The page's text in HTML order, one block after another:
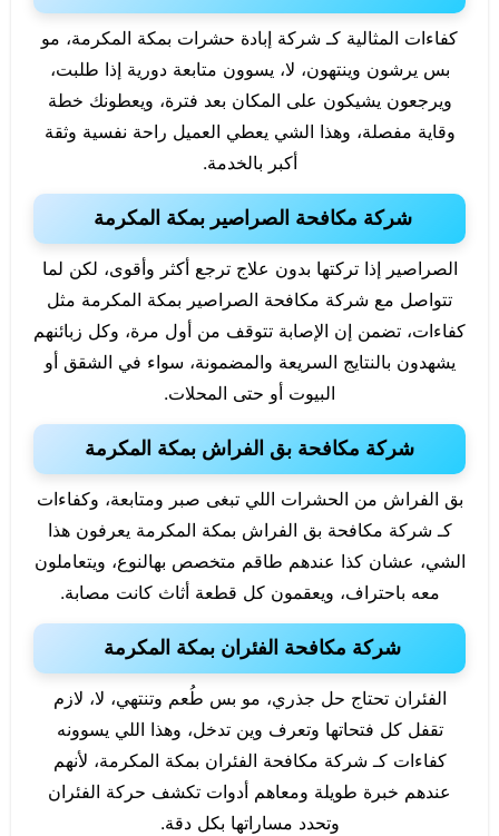
كفاءات المثالية كـ شركة إبادة حشرات بمكة المكرمة، مو
بس يرشون وينتهون، لا، يسوون متابعة دورية إذا طلبت،
ويرجعون يشيكون على المكان بعد فترة، ويعطونك خطة
وقاية مفصلة، وهذا الشي يعطي العميل راحة نفسية وثقة
أكبر بالخدمة.
شركة مكافحة الصراصير بمكة المكرمة
الصراصير إذا تركتها بدون علاج ترجع أكثر وأقوى، لكن لما
تتواصل مع شركة مكافحة الصراصير بمكة المكرمة مثل
كفاءات، تضمن إن الإصابة تتوقف من أول مرة، وكل زبائنهم
يشهدون بالنتايج السريعة والمضمونة، سواء في الشقق أو
البيوت أو حتى المحلات.
شركة مكافحة بق الفراش بمكة المكرمة
بق الفراش من الحشرات اللي تبغى صبر ومتابعة، وكفاءات
كـ شركة مكافحة بق الفراش بمكة المكرمة يعرفون هذا
الشي، عشان كذا عندهم طاقم متخصص بهالنوع، ويتعاملون
معه باحتراف، ويعقمون كل قطعة أثاث كانت مصابة.
شركة مكافحة الفئران بمكة المكرمة
الفئران تحتاج حل جذري، مو بس طُعم وتنتهي، لا، لازم
تقفل كل فتحاتها وتعرف وين تدخل، وهذا اللي يسوونه
كفاءات كـ شركة مكافحة الفئران بمكة المكرمة، لأنهم
عندهم خبرة طويلة ومعاهم أدوات تكشف حركة الفئران
وتحدد مساراتها بكل دقة.